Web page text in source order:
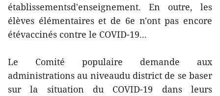
établissementsd'enseignement. En outre, les
élèves élémentaires et de 6e n'ont pas encore
étévaccinés contre le COVID-19...
Le Comité populaire demande aux
administrations au niveaudu district de se baser
sur la situation du COVID-19 dans leurs